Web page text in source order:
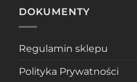
DOKUMENTY
Regulamin sklepu
Polityka Prywatności